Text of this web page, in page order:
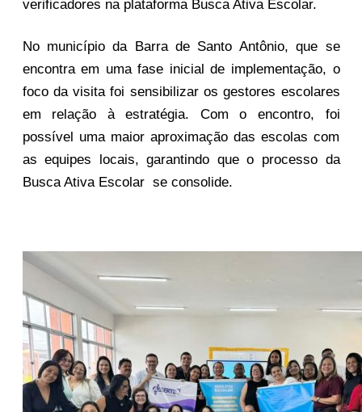
verificadores na plataforma Busca Ativa Escolar.
No município da Barra de Santo Antônio, que se
encontra em uma fase inicial de implementação, o
foco da visita foi sensibilizar os gestores escolares
em relação à estratégia. Com o encontro, foi
possível uma maior aproximação das escolas com
as equipes locais, garantindo que o processo da
Busca Ativa Escolar se consolide.